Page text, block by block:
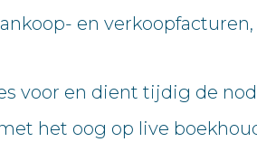
en
voor en dient tijdig de
het oog op live